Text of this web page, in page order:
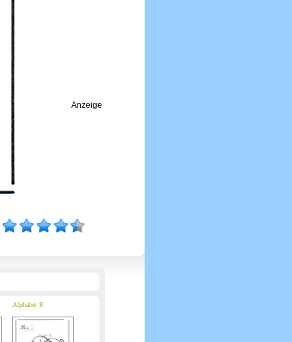
Anzeige
Alphabet R